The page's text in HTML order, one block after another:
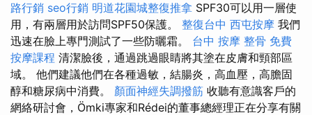
路行銷 seo行銷 明道花園城整復推拿 SPF30可以用一層使
用，有兩層用於訪問SPF50保護。 整復台中 西屯按摩 我們
迅速在臉上專門測試了一些防曬霜。 台中 按摩 整骨 免費
按摩課程 清潔臉後，通過跳過眼睛將其塗在皮膚和頸部區
域。 他們建議他們在各種過敏，結腸炎，高血壓，高膽固
醇和糖尿病中消費。 顏面神經失調撥筋 收聽有意識客戶的
網絡研討會，Ömki專家和Rédei的董事總經理正在分享有關